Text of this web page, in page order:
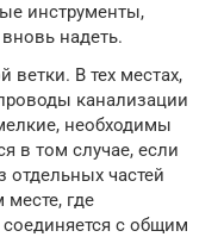
инструменты,
вновь надеть.
ветки. В тех местах,
канализации
необходимы
в том случае, если
отдельных частей
где
с общим